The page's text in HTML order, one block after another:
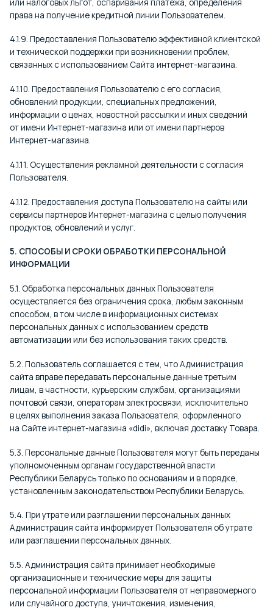
права на получение кредитной линии Пользователем.
4.1.9. Предоставления Пользователю эффективной клиентской
и технической поддержки при возникновении проблем,
связанных с использованием Сайта интернет-магазина.
4.1.10. Предоставления Пользователю с его согласия,
обновлений продукции, специальных предложений,
информации о ценах, новостной рассылки и иных сведений
от имени Интернет-магазина или от имени партнеров
Интернет-магазина.
4.1.11. Осуществления рекламной деятельности с согласия
Пользователя.
4.1.12. Предоставления доступа Пользователю на сайты или
сервисы партнеров Интернет-магазина с целью получения
продуктов, обновлений и услуг.
5. СПОСОБЫ И СРОКИ ОБРАБОТКИ ПЕРСОНАЛЬНОЙ
ИНФОРМАЦИИ
5.1. Обработка персональных данных Пользователя
осуществляется без ограничения срока, любым законным
способом, в том числе в информационных системах
персональных данных с использованием средств
автоматизации или без использования таких средств.
5.2. Пользователь соглашается с тем, что Администрация
сайта вправе передавать персональные данные третьим
лицам, в частности, курьерским службам, организациями
почтовой связи, операторам электросвязи, исключительно
в целях выполнения заказа Пользователя, оформленного
на Сайте интернет-магазина «didi», включая доставку Товара.
5.3. Персональные данные Пользователя могут быть переданы
уполномоченным органам государственной власти
Республики Беларусь только по основаниям и в порядке,
установленным законодательством Республики Беларусь.
5.4. При утрате или разглашении персональных данных
Администрация сайта информирует Пользователя об утрате
или разглашении персональных данных.
5.5. Администрация сайта принимает необходимые
организационные и технические меры для защиты
персональной информации Пользователя от неправомерного
или случайного доступа, уничтожения, изменения,